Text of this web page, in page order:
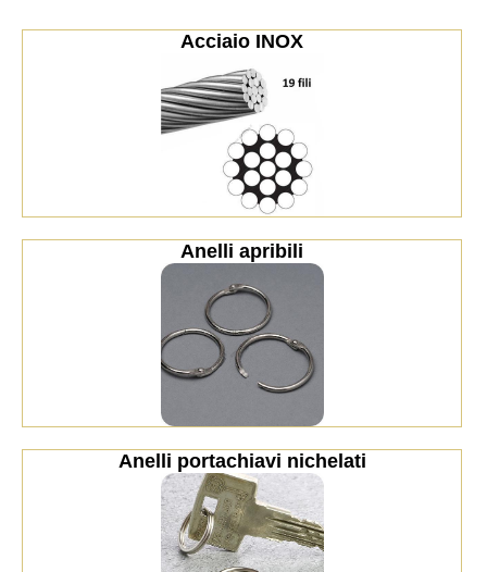
Acciaio INOX
Anelli apribili
Anelli portachiavi nichelati